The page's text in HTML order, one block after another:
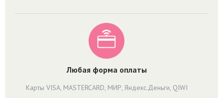
Любая форма оплаты
Карты VISA, MASTERCARD, МИР, Яндекс.Деньги, QIWI